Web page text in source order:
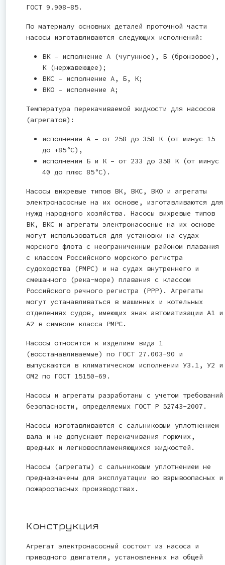
ГОСТ 9.908-85.
По материалу основных деталей проточной части
насосы изготавливаются следующих исполнений:
ВК – исполнение А (чугунное), Б (бронзовое),
К (нержавеющее);
ВКС – исполнение А, Б, К;
ВКО – исполнение А;
Температура перекачиваемой жидкости для насосов
(агрегатов):
исполнения А – от 258 до 358 К (от минус 15
до +85°С),
исполнения Б и К – от 233 до 358 К (от минус
40 до плюс 85°С).
Насосы вихревые типов ВК, ВКС, ВКО и агрегаты
электронасосные на их основе, изготавливаются для
нужд народного хозяйства. Насосы вихревые типов
ВК, ВКС и агрегаты электронасосные на их основе
могут использоваться для установки на судах
морского флота с неограниченным районом плавания
с классом Российского морского регистра
судоходства (РМРС) и на судах внутреннего и
смешанного (река-море) плавания с классом
Российского речного регистра (РРР). Агрегаты
могут устанавливаться в машинных и котельных
отделениях судов, имеющих знак автоматизации А1 и
А2 в символе класса РМРС.
Насосы относятся к изделиям вида 1
(восстанавливаемые) по ГОСТ 27.003-90 и
выпускаются в климатическом исполнении У3.1, У2 и
ОМ2 по ГОСТ 15150-69.
Насосы и агрегаты разработаны с учетом требований
безопасности, определяемых ГОСТ Р 52743-2007.
Насосы изготавливаются с сальниковым уплотнением
вала и не допускают перекачивания горючих,
вредных и легковоспламеняющихся жидкостей.
Насосы (агрегаты) с сальниковым уплотнением не
предназначены для эксплуатации во взрывоопасных и
пожароопасных производствах.
Конструкция
Агрегат электронасосный состоит из насоса и
приводного двигателя, установленных на общей